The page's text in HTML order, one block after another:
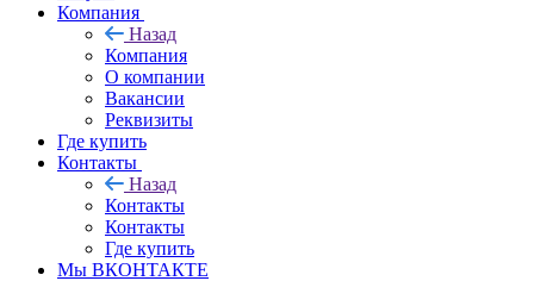
Компания
Назад
Компания
О компании
Вакансии
Реквизиты
Где купить
Контакты
Назад
Контакты
Контакты
Где купить
Мы ВКОНТАКТЕ